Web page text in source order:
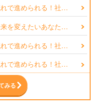
れで進められる！社…
来を変えたいあなた…
れで進められる！社…
れで進められる！社…
みる